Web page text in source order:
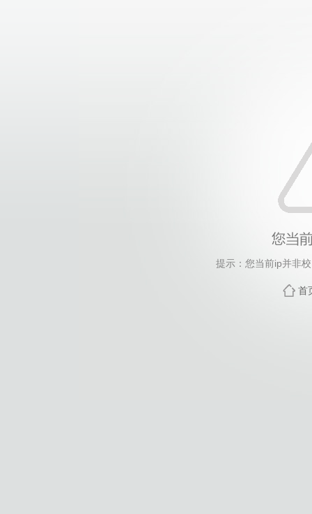
提示：您当前ip并非
首